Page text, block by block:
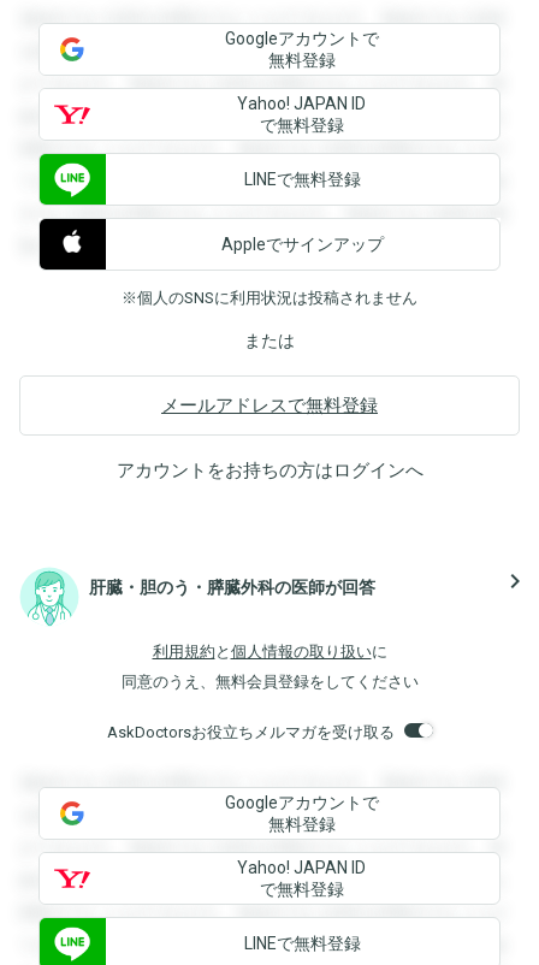
登録すると回答を閲覧することができます。登録すると回答
を閲覧することができます。登録すると回答を閲覧すること
ができます。登録すると回答を閲覧することができます。登
録すると回答を閲覧することができます。登録すると回答を
閲覧することができます。登録すると回答を閲覧することが
できます。登録すると回答を閲覧することができます。登録
すると回答を閲覧することができます。登録すると回答を閲
覧することができます。
Googleアカウントで
無料登録
Yahoo! JAPAN ID
で無料登録
LINEで無料登録
Appleでサインアップ
※個人のSNSに利用状況は投稿されません
または
メールアドレスで無料登録
アカウントをお持ちの方はログインへ
肝臓・胆のう・膵臓外科の医師が回答 navigate_next
利用規約 と 個人情報の取り扱いに
同意のうえ、無料会員登録をしてください
AskDoctorsお役立ちメルマガを受け取る
登録すると回答を閲覧することができます。登録すると回答
を閲覧することができます。登録すると回答を閲覧すること
ができます。登録すると回答を閲覧することができます。登
録すると回答を閲覧することができます。登録すると回答を
閲覧することができます。登録すると回答を閲覧することが
できます。登録すると回答を閲覧することができます。登録
Googleアカウントで
無料登録
Yahoo! JAPAN ID
で無料登録
LINEで無料登録